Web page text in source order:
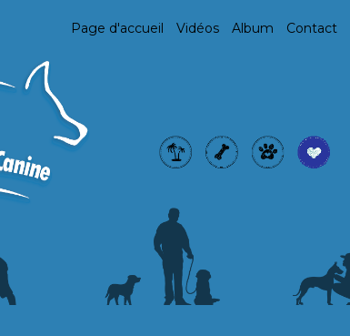
Page d'accueil Vidéos Album Contact